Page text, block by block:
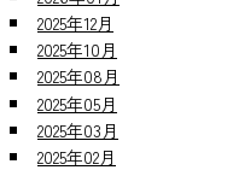
2025年12月
2025年10月
2025年08月
2025年05月
2025年03月
2025年02月